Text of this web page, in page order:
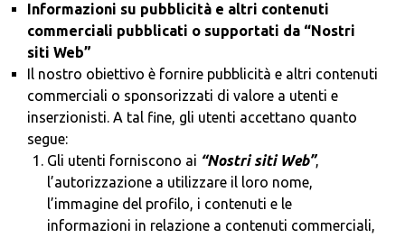
Informazioni su pubblicità e altri contenuti
commerciali pubblicati o supportati da “Nostri
siti Web”
Il nostro obiettivo è fornire pubblicità e altri contenuti
commerciali o sponsorizzati di valore a utenti e
inserzionisti. A tal fine, gli utenti accettano quanto
segue:
Gli utenti forniscono ai “Nostri siti Web”,
l’autorizzazione a utilizzare il loro nome,
l’immagine del profilo, i contenuti e le
informazioni in relazione a contenuti commerciali,